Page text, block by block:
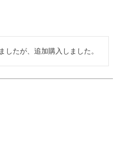
したが、追加購入しました。